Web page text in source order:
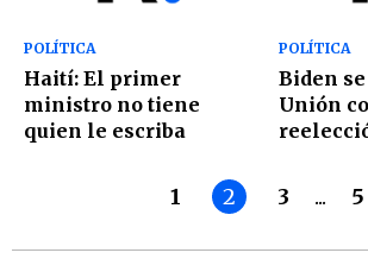
POLÍTICA
Haití: El primer
ministro no tiene
quien le escriba
POLÍTICA
Biden
Unión
1 2 3 ... 5